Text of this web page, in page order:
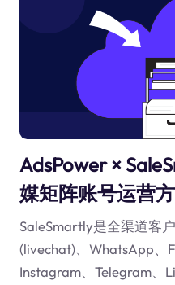
AdsPower ×
媒矩阵账号运营
SaleSmartly是全渠道客
(livechat)、WhatsApp、
Instagram、Telegram、